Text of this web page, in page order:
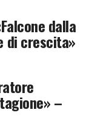
dalla
di crescita»
–